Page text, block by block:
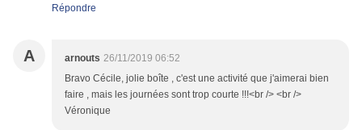
Répondre
A arnouts 26/11/2019 06:52
Bravo Cécile, jolie boîte , c'est une activité que j'aimerai bien
faire , mais les journées sont trop courte !!!<br /> <br />
Véronique